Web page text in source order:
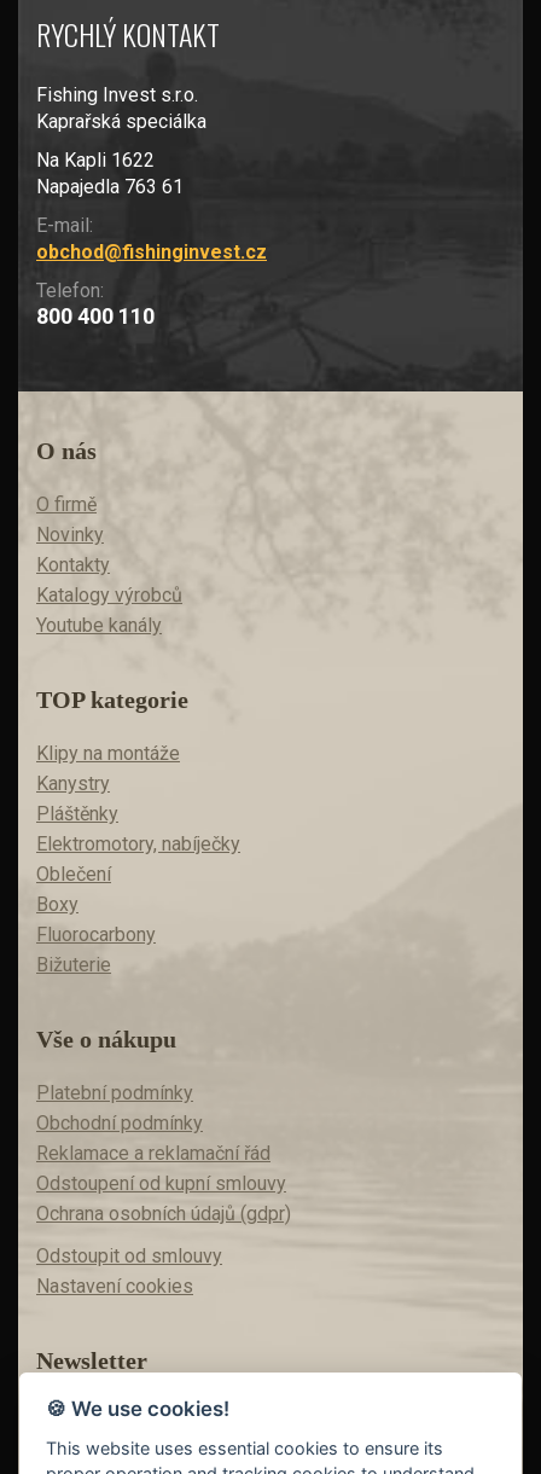
RYCHLÝ KONTAKT
Fishing Invest s.r.o.
Kaprařská speciálka
Na Kapli 1622
Napajedla 763 61
E-mail:
obchod@fishinginvest.cz
Telefon:
800 400 110
O nás
O firmě
Novinky
Kontakty
Katalogy výrobců
Youtube kanály
TOP kategorie
Klipy na montáže
Kanystry
Pláštěnky
Elektromotory, nabíječky
Oblečení
Boxy
Fluorocarbony
Bižuterie
Vše o nákupu
Platební podmínky
Obchodní podmínky
Reklamace a reklamační řád
Odstoupení od kupní smlouvy
Ochrana osobních údajů (gdpr)
Odstoupit od smlouvy
Nastavení cookies
Newsletter
Máte zájem o akční nabídky?
Teď už vám nic neunikne!
🍪 We use cookies!
This website uses essential cookies to ensure its